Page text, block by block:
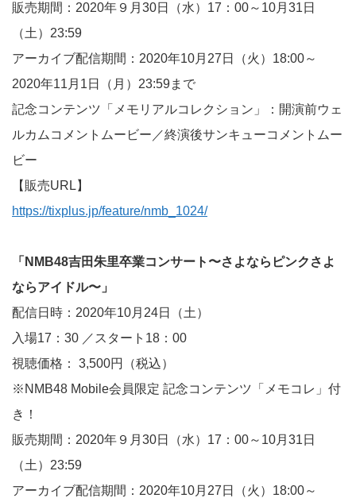
販売期間：2020年９月30日（水）17：00～10月31日
（土）23:59
アーカイブ配信期間：2020年10月27日（火）18:00～
2020年11月1日（月）23:59まで
記念コンテンツ「メモリアルコレクション」：開演前ウェ
ルカムコメントムービー／終演後サンキューコメントムー
ビー
【販売URL】
https://tixplus.jp/feature/nmb_1024/
「NMB48吉田朱里卒業コンサート〜さよならピンクさよ
ならアイドル〜」
配信日時：2020年10月24日（土）
入場17：30 ／スタート18：00
視聴価格： 3,500円（税込）
※NMB48 Mobile会員限定 記念コンテンツ「メモコレ」付
き！
販売期間：2020年９月30日（水）17：00～10月31日
（土）23:59
アーカイブ配信期間：2020年10月27日（火）18:00～